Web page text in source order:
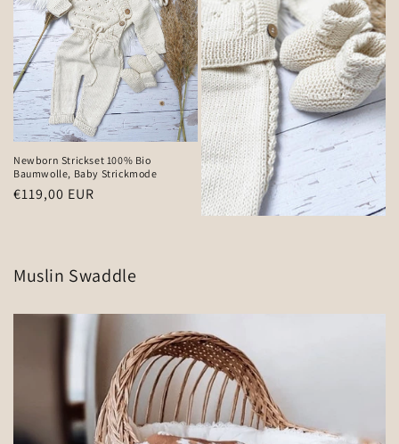
Newborn Strickset 100% Bio
Baumwolle, Baby Strickmode
Normaler
€119,00 EUR
Muslin Swaddle